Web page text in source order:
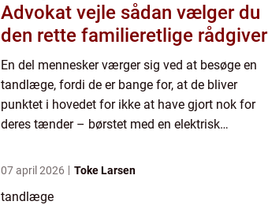
Advokat vejle sådan vælger du
den rette familieretlige rådgiver
En del mennesker værger sig ved at besøge en
tandlæge, fordi de er bange for, at de bliver
punktet i hovedet for ikke at have gjort nok for
deres tænder – børstet med en elektrisk
07 april 2026 Toke Larsen
tandlæge